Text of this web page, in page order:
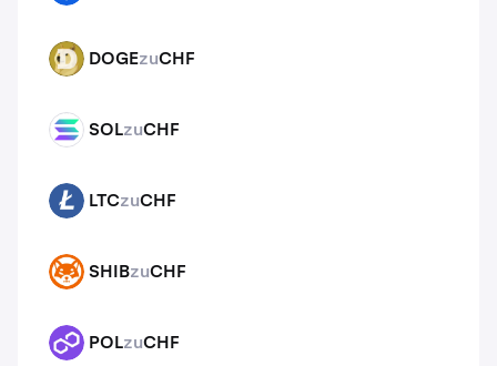
DOGE DOGEzuCHF
SOL SOLzuCHF
LTC LTCzuCHF
SHIB SHIBzuCHF
POL POLzuCHF